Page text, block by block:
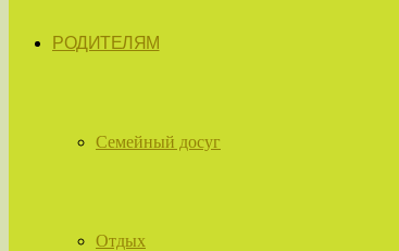
РОДИТЕЛЯМ
Семейный досуг
Отдых